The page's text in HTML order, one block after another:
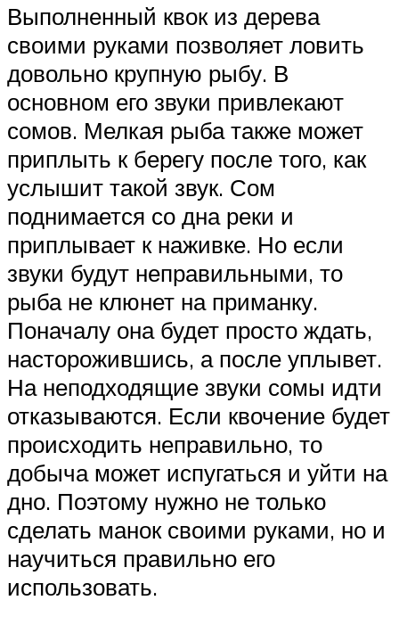
Выполненный квок из дерева
своими руками позволяет ловить
довольно крупную рыбу. В
основном его звуки привлекают
сомов. Мелкая рыба также может
приплыть к берегу после того, как
услышит такой звук. Сом
поднимается со дна реки и
приплывает к наживке. Но если
звуки будут неправильными, то
рыба не клюнет на приманку.
Поначалу она будет просто ждать,
насторожившись, а после уплывет.
На неподходящие звуки сомы идти
отказываются. Если квочение будет
происходить неправильно, то
добыча может испугаться и уйти на
дно. Поэтому нужно не только
сделать манок своими руками, но и
научиться правильно его
использовать.